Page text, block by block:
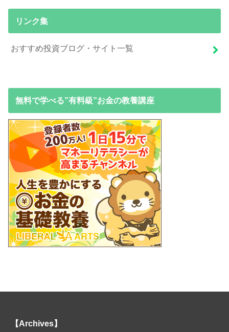
リンク集
おすすめ投資ブログ・サイト一覧
無料で学べる”有料級”お金の教養講座
【Archives】